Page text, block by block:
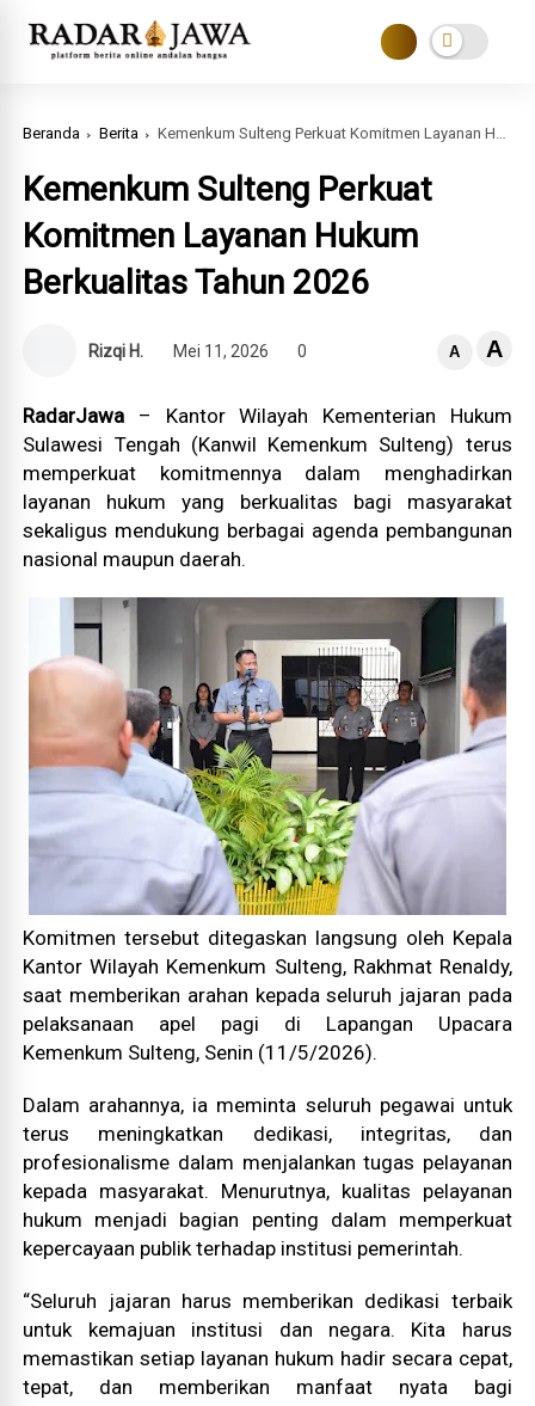
Beranda Berita Kemenkum Sulteng Perkuat Komitmen Layanan Hukum Berkualitas Tahun 2026
Kemenkum Sulteng Perkuat
Komitmen Layanan Hukum
Berkualitas Tahun 2026
Rizqi H. Mei 11, 2026 0 A A
RadarJawa – Kantor Wilayah Kementerian Hukum
Sulawesi Tengah (Kanwil Kemenkum Sulteng) terus
memperkuat komitmennya dalam menghadirkan
layanan hukum yang berkualitas bagi masyarakat
sekaligus mendukung berbagai agenda pembangunan
nasional maupun daerah.
Komitmen tersebut ditegaskan langsung oleh Kepala
Kantor Wilayah Kemenkum Sulteng, Rakhmat Renaldy,
saat memberikan arahan kepada seluruh jajaran pada
pelaksanaan apel pagi di Lapangan Upacara
Kemenkum Sulteng, Senin (11/5/2026).
Dalam arahannya, ia meminta seluruh pegawai untuk
terus meningkatkan dedikasi, integritas, dan
profesionalisme dalam menjalankan tugas pelayanan
kepada masyarakat. Menurutnya, kualitas pelayanan
hukum menjadi bagian penting dalam memperkuat
kepercayaan publik terhadap institusi pemerintah.
“Seluruh jajaran harus memberikan dedikasi terbaik
untuk kemajuan institusi dan negara. Kita harus
memastikan setiap layanan hukum hadir secara cepat,
tepat, dan memberikan manfaat nyata bagi